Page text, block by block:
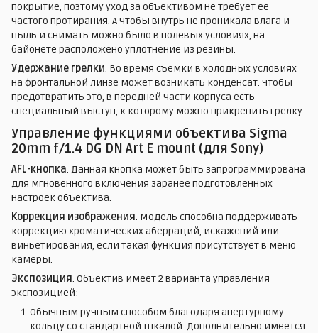
покрытие, поэтому уход за объективом не требует ее
частого протирания. А чтобы внутрь не проникала влага и
пыль и снимать можно было в полевых условиях, на
байонете расположено уплотнение из резины.
Удержание грелки. Во время съемки в холодных условиях
на фронтальной линзе может возникать конденсат. Чтобы
предотвратить это, в передней части корпуса есть
специальный выступ, к которому можно прикрепить грелку.
Управление функциями объектива Sigma
20mm f/1.4 DG DN Art E mount (для Sony)
AFL-кнопка. Данная кнопка может быть запрограммирована
для мгновенного включения заранее подготовленных
настроек объектива.
Коррекция изображения. Модель способна поддерживать
коррекцию хроматических аберраций, искажений или
виньетирования, если такая функция присутствует в меню
камеры.
Экспозиция. Объектив имеет 2 варианта управления
экспозицией:
Обычным ручным способом благодаря апертурному
кольцу со стандартной шкалой. Дополнительно имеется